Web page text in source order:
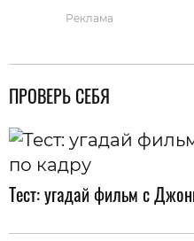
Реклама
ПРОВЕРЬ СЕБЯ
Тест: угадай фильм с